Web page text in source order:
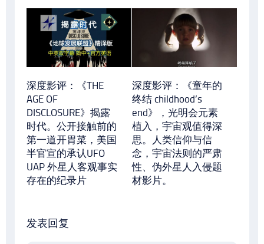
深度影评：《THE
AGE OF
DISCLOSURE》揭露
时代。公开接触前的
第一道开胃菜，美国
半官宣的承认UFO
UAP 外星人客观事实
存在的纪录片
深度影评：《童年的
终结 childhood’s
end》，光明会元素
植入，宇宙观值得深
思。人类信仰与信
念，宇宙法则的严肃
性、伪外星人入侵题
材影片。
发表回复